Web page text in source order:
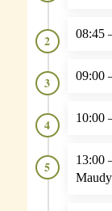
2 08:45
3 09:00
4 10:00
5
13:00